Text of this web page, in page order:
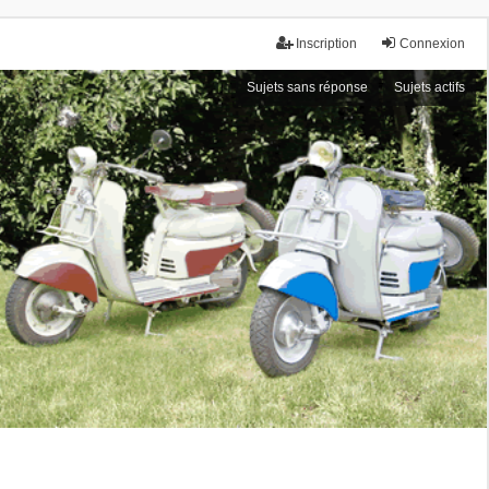
Connexion
Inscription
Sujets sans réponse Sujets actifs